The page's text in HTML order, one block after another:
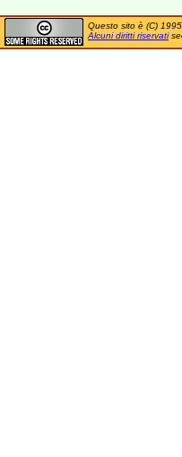
Questo sito è (C)
Alcuni diritti riservati